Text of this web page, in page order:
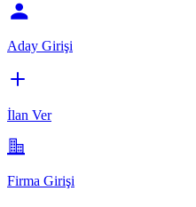
Aday Girişi
İlan Ver
Firma Girişi